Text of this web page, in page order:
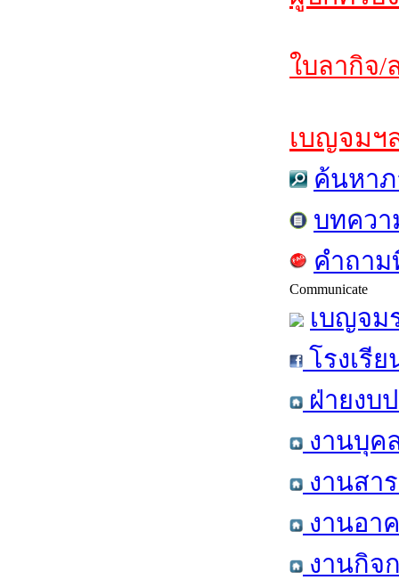
ใบลากิจ/
เบญจมฯ
ค้นหาภ
บทควา
คำถา
Communicate
เบญจม
โรงเรี
ฝ่ายงบ
งานบุค
งานสา
งานอา
งานกิจ